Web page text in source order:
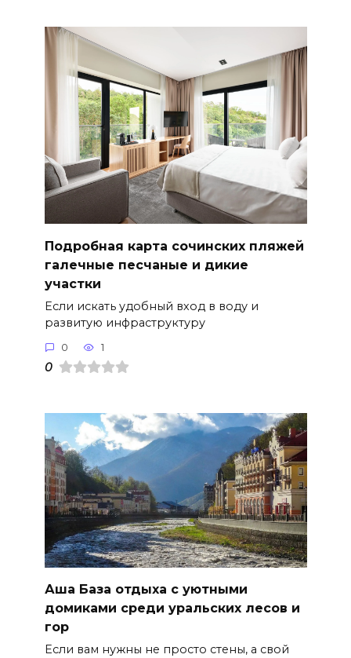
Подробная карта сочинских пляжей
галечные песчаные и дикие
участки
Если искать удобный вход в воду и
развитую инфраструктуру
0 1
0
Аша База отдыха с уютными
домиками среди уральских лесов и
гор
Если вам нужны не просто стены, а свой